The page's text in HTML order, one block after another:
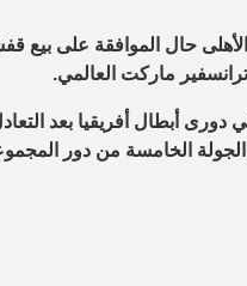
حال الموافقة على بيع
دورى أبطال أفريقيا بعد
الخامسة من دور